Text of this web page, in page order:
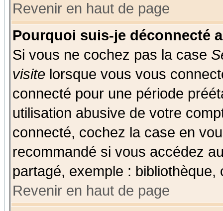
Revenir en haut de page
Pourquoi suis-je déconnecté
Si vous ne cochez pas la case
visite lorsque vous vous
connecté pour une période
utilisation abusive de votre
connecté, cochez la case en
recommandé si vous accédez
partagé, exemple :
Revenir en haut de page